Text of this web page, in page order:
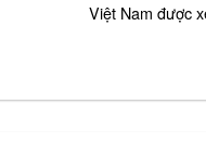
Việt Nam được